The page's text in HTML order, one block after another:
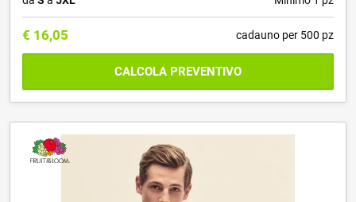
€ 16,05 cadauno per 500 pz
CALCOLA PREVENTIVO